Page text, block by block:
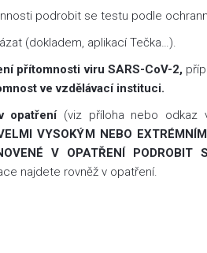
podrobit se testu podle
(dokladem, aplikací Tečka…).
přítomnosti viru SARS-CoV-2,
ve vzdělávací instituci.
opatření(viz příloha nebo odkaz
VYSOKÝM NEBO
V OPATŘENÍ PODROBIT
najdete rovněž v opatření.